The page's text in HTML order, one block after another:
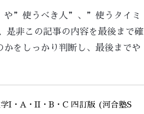
や”使うべき人”、”使うタイミ
是非この記事の内容を最後まで確
をしっかり判断し、最後までや
I・A・II・B・C 四訂版 (河合塾S